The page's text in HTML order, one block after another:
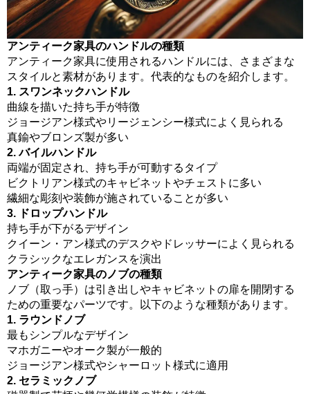
アンティーク家具のハンドルの種類
アンティーク家具に使用されるハンドルには、さまざまな
スタイルと素材があります。代表的なものを紹介します。
1. スワンネックハンドル
曲線を描いた持ち手が特徴
ジョージアン様式やリージェンシー様式によく見られる
真鍮やブロンズ製が多い
2. バイルハンドル
両端が固定され、持ち手が可動するタイプ
ビクトリアン様式のキャビネットやチェストに多い
繊細な彫刻や装飾が施されていることが多い
3. ドロップハンドル
持ち手が下がるデザイン
クイーン・アン様式のデスクやドレッサーによく見られる
クラシックなエレガンスを演出
アンティーク家具のノブの種類
ノブ（取っ手）は引き出しやキャビネットの扉を開閉する
ための重要なパーツです。以下のような種類があります。
1. ラウンドノブ
最もシンプルなデザイン
マホガニーやオーク製が一般的
ジョージアン様式やシャーロット様式に適用
2. セラミックノブ